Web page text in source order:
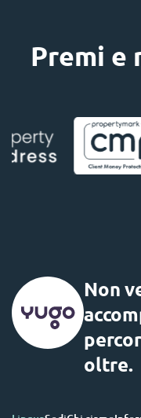
Premi e
Non
oltre.